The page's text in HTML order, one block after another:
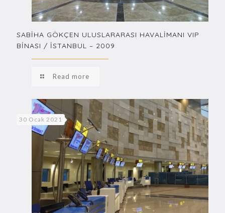
SABİHA GÖKÇEN ULUSLARARASI HAVALİMANI VIP
BİNASI / İSTANBUL – 2009
Read more
30 Ocak 2021